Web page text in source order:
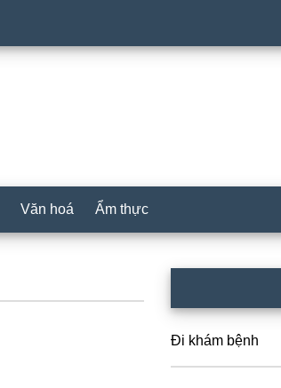
Văn hoá Ẩm thực
Sidebar
Đi khám bệnh